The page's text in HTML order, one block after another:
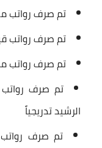
تم صرف رواتب
تم صرف رواتب
تم صرف رواتب
تم صرف
الرشيد تدريجياً
تم صرف رواتب